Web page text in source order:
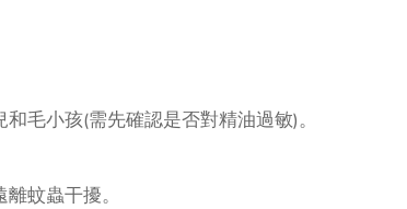
毛小孩(需先確認是否對精油過敏)。
蚊蟲干擾。